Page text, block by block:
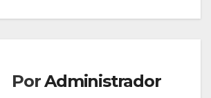
PorAdministrador